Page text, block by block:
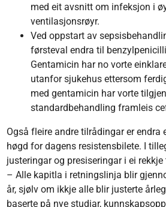
med eit avsnitt om infeksjon i
ventilasjonsrøyr.
Ved oppstart av
førsteval endra til
Gentamicin har no vorte
utanfor sjukehus ettersom
med gentamicin har vorte
standardbehandling framleis
Også fleire andre tilrådingar er endra
høgd for dagens resistensbilete. I
justeringar og presiseringar i ei
– Alle kapitla i retningslinja blir
år, sjølv om ikkje alle blir justerte
baserte på nye studiar,